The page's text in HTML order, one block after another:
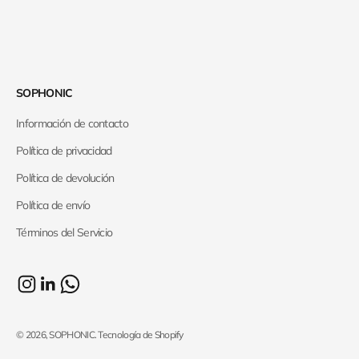
SOPHONIC
Información de contacto
Política de privacidad
Política de devolución
Política de envío
Términos del Servicio
© 2026, SOPHONIC.Tecnología de Shopify